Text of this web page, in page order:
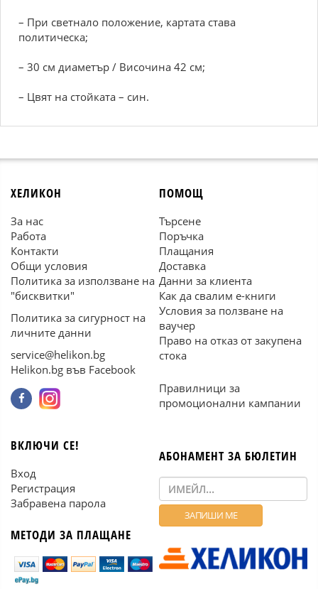
– При светнало положение, картата става
политическа;
– 30 см диаметър / Височина 42 см;
– Цвят на стойката – син.
ХЕЛИКОН
За нас
Работа
Контакти
Общи условия
Политика за използване на
"бисквитки"
Политика за сигурност на
личните данни
service@helikon.bg
Helikon.bg във Facebook
ПОМОЩ
Търсене
Поръчка
Плащания
Доставка
Данни за клиента
Как да свалим е-книги
Условия за ползване на
ваучер
Право на отказ от закупена
стока
Правилници за
промоционални кампании
ВКЛЮЧИ СЕ!
Вход
Регистрация
Забравена парола
МЕТОДИ ЗА ПЛАЩАНЕ
АБОНАМЕНТ ЗА БЮЛЕТИН